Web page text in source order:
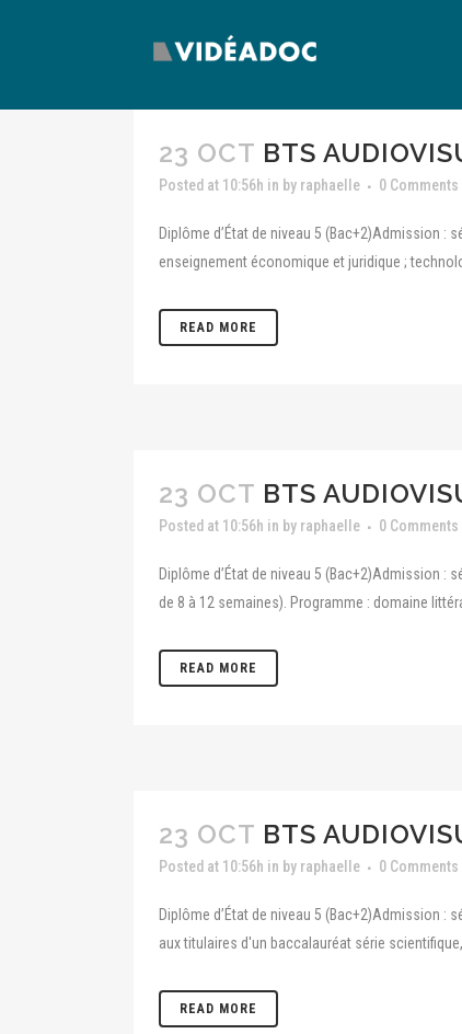
23 OCT BTS
Posted at 10:56h in by raphaelle 0 Comments
Diplôme d’État de niveau 5 (Bac+2)Admission
enseignement économique et juridique ;
READ MORE
23 OCT BTS
Posted at 10:56h in by raphaelle 0 Comments
Diplôme d’État de niveau 5 (Bac+2)Admission
de 8 à 12 semaines). Programme : domaine
READ MORE
23 OCT BTS
Posted at 10:56h in by raphaelle 0 Comments
Diplôme d’État de niveau 5 (Bac+2)Admission
aux titulaires d'un baccalauréat série
READ MORE